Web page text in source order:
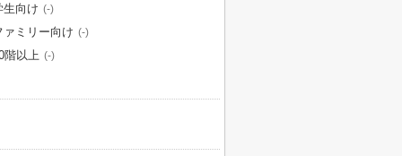
生向け (-)
ァミリー向け (-)
階以上 (-)